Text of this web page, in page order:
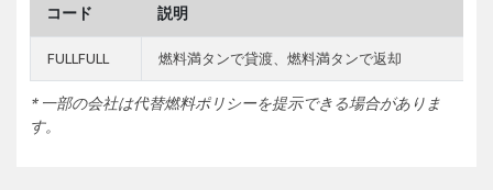
コード 説明
FULLFULL 燃料満タンで貸渡、燃料満タンで返却
* 一部の会社は代替燃料ポリシーを提示できる場合がありま
す。